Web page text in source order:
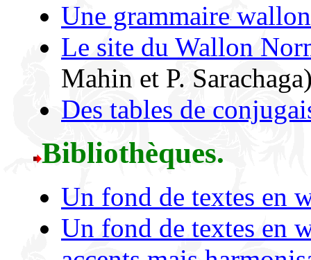
Une grammaire
Le site du Wallon
Mahin et P.
Des tables de
Bibliothèques.
Un fond de textes en
Un fond de textes en